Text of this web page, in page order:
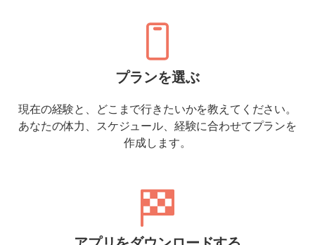
プランを選ぶ
現在の経験と、どこまで行きたいかを教えてください。
あなたの体力、スケジュール、経験に合わせてプランを
作成します。